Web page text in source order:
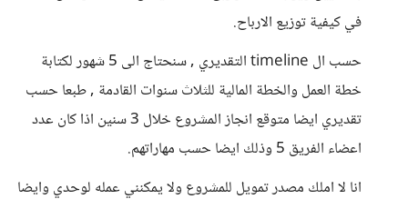
في كيفية توزيع الارباح.
حسب ال timeline التقديري , سنحتاج الى 5 شهور لكتابة
خطة العمل والخطة المالية للثلاث سنوات القادمة , طبعا حسب
تقديري ايضا متوقع انجاز المشروع خلال 3 سنين اذا كان عدد
اعضاء الفريق 5 وذلك ايضا حسب مهاراتهم.
انا لا املك مصدر تمويل للمشروع ولا يمكنني عمله لوحدي وايضا